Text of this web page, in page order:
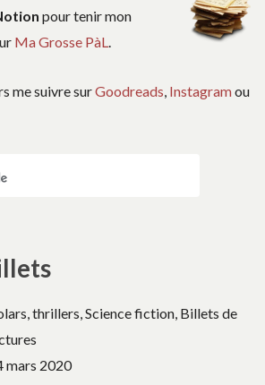
pour tenir mon
Ma Grosse PàL
me suivre surGoodreads, Instagramou
thrillers, Science fiction, Billets de
mars 2020